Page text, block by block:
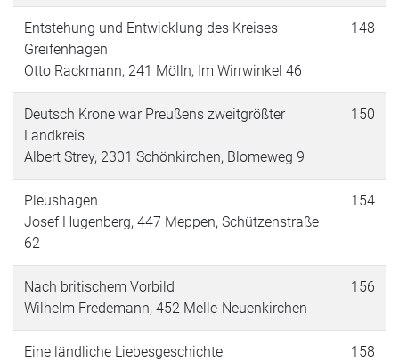
Entstehung und Entwicklung des Kreises
Greifenhagen
Otto Rackmann, 241 Mölln, Im Wirrwinkel 46
148
Deutsch Krone war Preußens zweitgrößter
Landkreis
Albert Strey, 2301 Schönkirchen, Blomeweg 9
150
Pleushagen
Josef Hugenberg, 447 Meppen, Schützenstraße
62
154
Nach britischem Vorbild
Wilhelm Fredemann, 452 Melle-Neuenkirchen
156
Eine ländliche Liebesgeschichte
158